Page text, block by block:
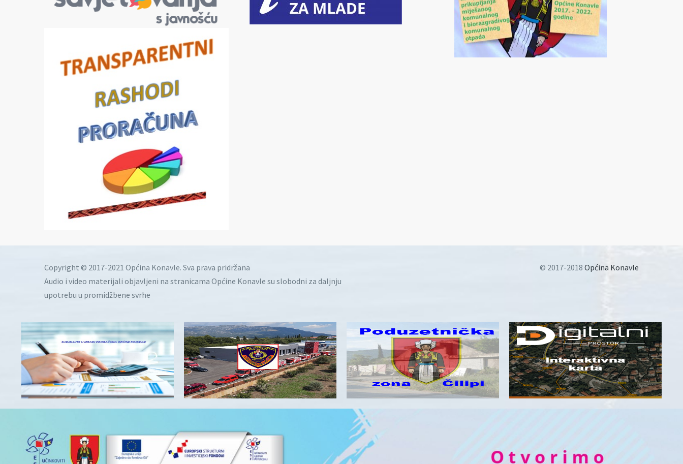
Copyright © 2017-2021 Općina Konavle. Sva prava pridržana
Audio i video materijali objavljeni na stranicama Općine Konavle su slobodni za daljnju
upotrebu u promidžbene svrhe
© 2017-2018 Općina Konavle